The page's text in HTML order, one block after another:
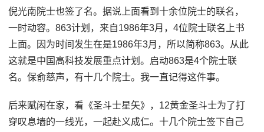
倪光南院士也签了名。据说上面看到十余位院士的联名，
一时动容。863计划，来自1986年3月，4位院士联名上书
上面。因为时间发生在是1986年3月，所以简称863。从此
这就是中国高科技发展重点计划。启动863是4个院士联
名。保俞慈声，有十几个院士。我一直记得这件事。
后来赋闲在家，看《圣斗士星矢》，12黄金圣斗士为了打
穿叹息墙的一线光，一起赴义成仁。十几个院士签下自己